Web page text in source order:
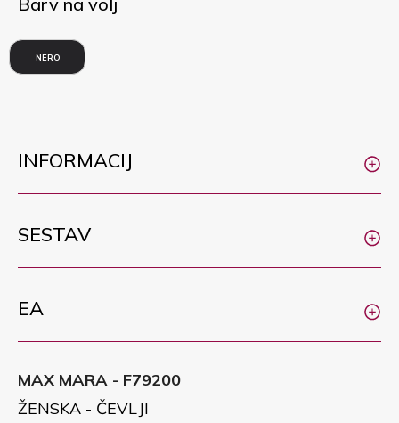
NERO
INFORMACIJ
SESTAV
EA
MAX MARA - F79200
ŽENSKA - ČEVLJI